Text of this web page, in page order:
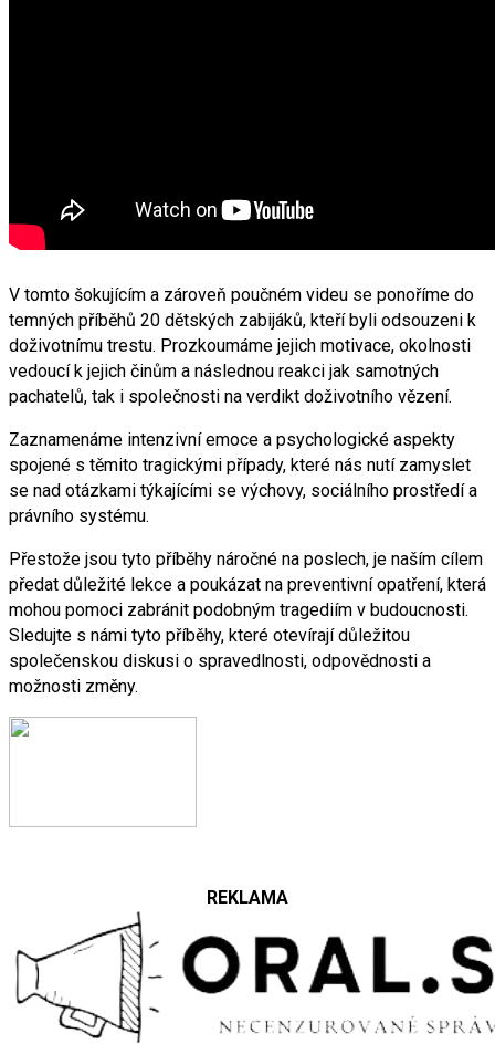
V tomto šokujícím a zároveň poučném videu se ponoříme do
temných příběhů 20 dětských zabijáků, kteří byli odsouzeni k
doživotnímu trestu. Prozkoumáme jejich motivace, okolnosti
vedoucí k jejich činům a následnou reakci jak samotných
pachatelů, tak i společnosti na verdikt doživotního vězení.
Zaznamenáme intenzivní emoce a psychologické aspekty
spojené s těmito tragickými případy, které nás nutí zamyslet
se nad otázkami týkajícími se výchovy, sociálního prostředí a
právního systému.
Přestože jsou tyto příběhy náročné na poslech, je naším cílem
předat důležité lekce a poukázat na preventivní opatření, která
mohou pomoci zabránit podobným tragediím v budoucnosti.
Sledujte s námi tyto příběhy, které otevírají důležitou
společenskou diskusi o spravedlnosti, odpovědnosti a
možnosti změny.
REKLAMA